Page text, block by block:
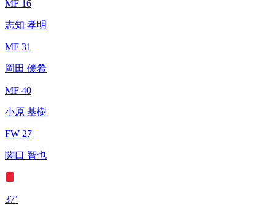
MF 16
志知 孝明
MF 31
岡田 優希
MF 40
小原 基樹
FW 27
関口 智也
37’